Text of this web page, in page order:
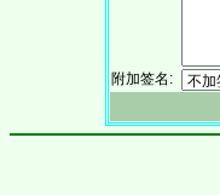
附加签名: